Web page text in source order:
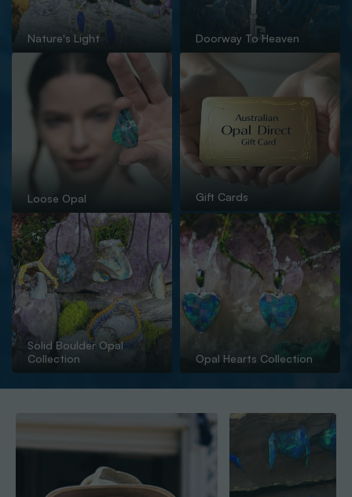
Nature's Light Doorway To Heaven
Loose Opal Gift Cards
Solid Boulder Opal
Collection
Opal Hearts Collection